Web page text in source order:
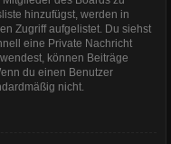
hinzufügst, werden in
Zugriff aufgelistet. Du siehst
eine Private Nachricht
können Beiträge
du einen Benutzer
nicht.